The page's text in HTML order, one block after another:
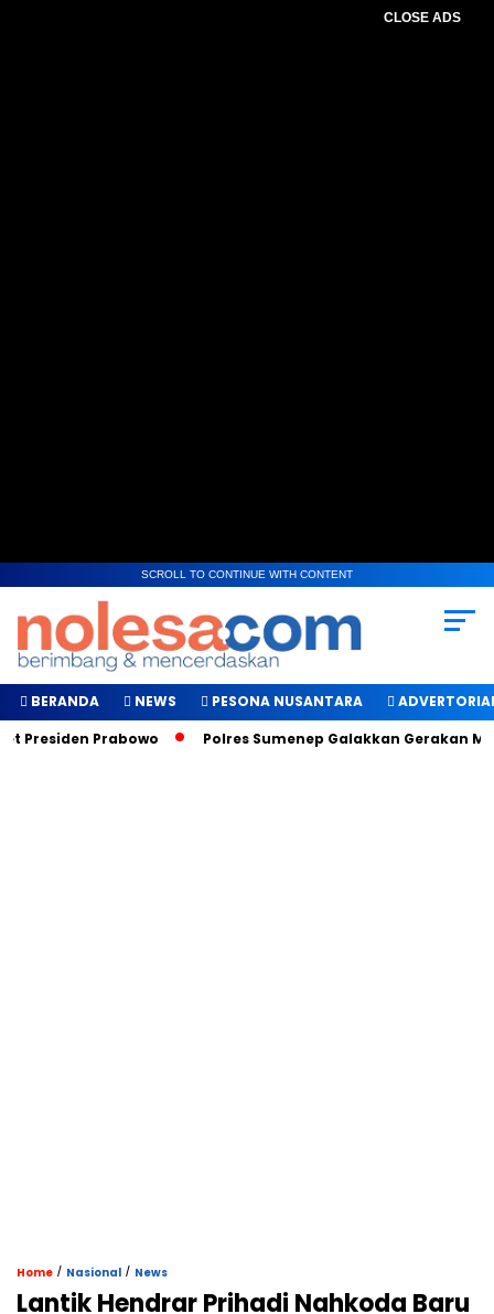
CLOSE ADS
SCROLL TO CONTINUE WITH CONTENT
BERANDA NEWS PESONA NUSANTARA
Prabowo
Polres Sumenep Galakkan Gerakan
Home / Nasional / News
Lantik Hendrar Prihadi Nahkoda Baru